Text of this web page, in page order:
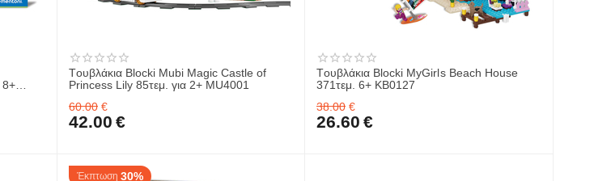
Tουβλάκια Blocki Mubi Magic Castle of
Princess Lily 85τεμ. για 2+ MU4001
60.00 €
42.00 €
Tουβλάκια Blocki MyGirls Beach House
371τεμ. 6+ KB0127
38.00 €
26.60 €
Έκπτωση 30%